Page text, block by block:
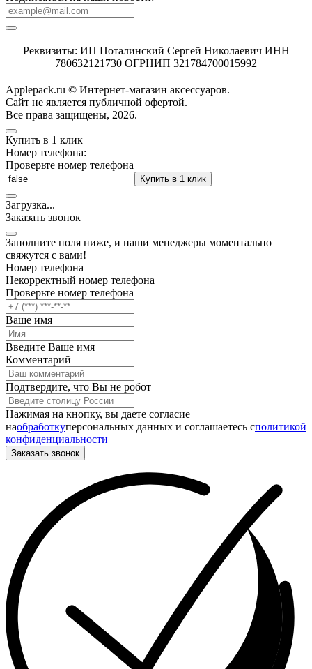
Реквизиты: ИП Поталинский Сергей Николаевич ИНН
780632121730 ОГРНИП 321784700015992
Applepack.ru © Интернет-магазин аксессуаров.
Cайт не является публичной офертой.
Все права защищены, 2026.
Купить в 1 клик
Номер телефона:
Проверьте номер телефона
Купить в 1 клик
Загрузка...
Заказать звонок
Заполните поля ниже, и наши менеджеры моментально
свяжутся с вами!
Номер телефона
Некорректный номер телефона
Проверьте номер телефона
Ваше имя
Введите Ваше имя
Комментарий
Подтвердите, что Вы не робот
Нажимая на кнопку, вы даете согласие
наобработкуперсональных данных и соглашаетесь cполитикой
конфиденциальности
Заказать звонок